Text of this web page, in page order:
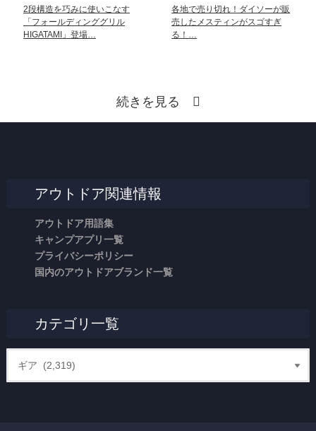
2段構造を巧みに使いこなす
「フォールディンググリル
HIGATAMI」登場…
各地で売り切れ！ダイソーが販
売したメスティンがスゴすぎ
る！…
続きを見る
アウトドア関連情報
アウトドア用語集
キャンプアプリ一覧
プライバシーポリシー
国内のアウトドアブランド一覧
カテゴリ一覧